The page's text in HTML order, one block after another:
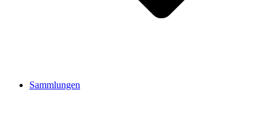
Sammlungen